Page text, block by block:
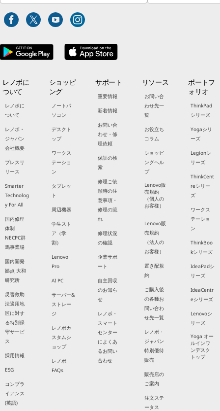
レノボに
ついて
レノボに
ついて
レノボ・
ジャパン
会社概要
プレスリ
リース
Smarter
Technolog
y For All
国内修理
体制
NECPC群
馬事業場
国内開発
拠点 大和
研究所
災害救助
法適用地
区に対す
る特別保
守サービ
ス
採用情報
ESG
コンプラ
イアンス
(英語)
ショッピ
ング
ノートパ
ソコン
デスクト
ップ
ワークス
テーショ
ン
タブレッ
ト
周辺機器
学生スト
ア（学
割）
Lenovo
Pro
AI PC
サーバー&
ストレー
ジ
レノボカ
スタムシ
ョップ
レノボ
FAQs
サポート
重要情報
新着情報
お問い合
わせ・修
理依頼
保証の検
索
修理ご依
頼時の注
意事項・
修理の流
れ
修理状況
の確認
企業サポ
ート
自主回収
のお知ら
せ
レノボ・
スマート
センター
によくあ
るお問い
合わせ
リソース
お問い合
わせ先一
覧
お役立ち
コラム
ショッピ
ングヘル
プ
Lenovo販
売規約
（個人の
お客様）
Lenovo販
売規約
（法人の
お客様）
置き配規
約
ご購入後
の各種お
問い合わ
せ先一覧
レノボ・
ジャパン
特別優待
販売
販売店の
ご案内
注文ステ
ータス
ポートフ
ォリオ
ThinkPad
シリーズ
Yogaシリ
ーズ
Legionシ
リーズ
ThinkCent
reシリー
ズ
ワークス
テーショ
ン
ThinkBoo
kシリーズ
IdeaPadシ
リーズ
IdeaCentr
eシリーズ
Lenovoシ
リーズ
Yoga オー
ルインワ
ンデスク
トップ